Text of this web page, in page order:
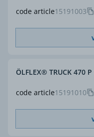
code article15191003
code article15191010
ÖLFLEX® TRUCK 470